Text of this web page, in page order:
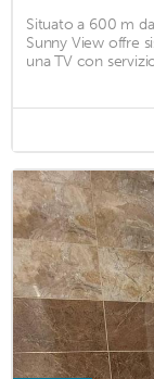
Situato a 600 m
Sunny View offre
una TV con